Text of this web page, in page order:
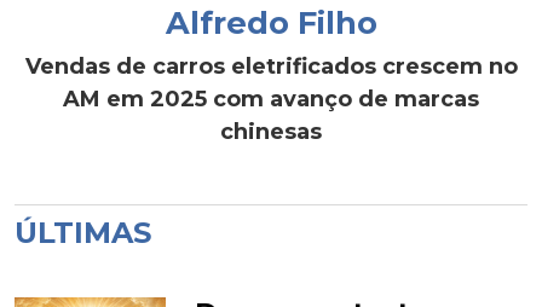
Alfredo Filho
Vendas de carros eletrificados crescem no
AM em 2025 com avanço de marcas
chinesas
ÚLTIMAS